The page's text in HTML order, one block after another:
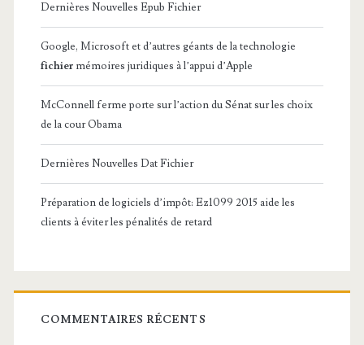
Dernières Nouvelles Epub Fichier
Google, Microsoft et d’autres géants de la technologie
fichier mémoires juridiques à l’appui d’Apple
McConnell ferme porte sur l’action du Sénat sur les choix
de la cour Obama
Dernières Nouvelles Dat Fichier
Préparation de logiciels d’impôt: Ez1099 2015 aide les
clients à éviter les pénalités de retard
COMMENTAIRES RÉCENTS